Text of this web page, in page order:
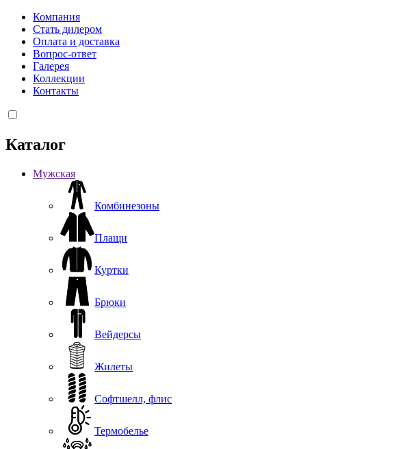
Компания
Стать дилером
Оплата и доставка
Вопрос-ответ
Галерея
Коллекции
Контакты
Каталог
Мужская
Комбинезоны
Плащи
Куртки
Брюки
Вейдерсы
Жилеты
Софтшелл, флис
Термобелье